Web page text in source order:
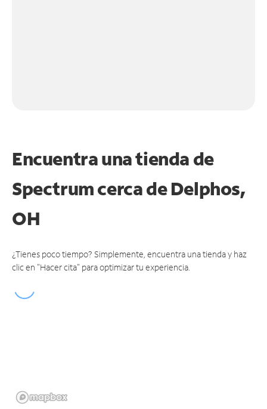
Encuentra una tienda de
Spectrumcerca de Delphos,
OH
¿Tienes poco tiempo? Simplemente, encuentra una tienda y haz
clic en "Hacer cita" para optimizar tu experiencia.